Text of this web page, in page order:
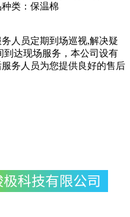
类：保温棉
人员定期到场巡视,解决疑
达现场服务，本公司设有
务人员为您提供良好的售后